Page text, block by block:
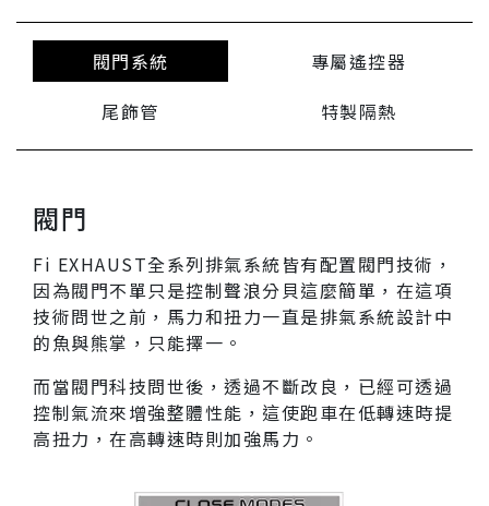
Fi排氣皆有包含閥門技術設計，可控制排氣的流量速
度、聲浪音量並提高整體性能。如果是升級使用我們
的直通全段系統（包括 中尾段和高流量直通當派），
浪以達到舒適的駕駛體驗。然而，當閥門完全打開
時，可獲得最大流量和性能，還會產生帶有標誌性 Fi
EXHAUST 頻率的強烈跑車聲浪。獨特的聲學和性能
是為每個車型而獨立設計而產生的。
車主可以透過在 2 種閥門模式之間切換，並使用遙控
可以經由Fi 控制盒晶片系統來自定自動開關閥門的功
能，可根據駕駛習慣來隨時做調整變換。請參閱下方
Available 相關配件介紹。
閥門系統
專屬遙控器
尾飾管
特製隔熱
閥門
Fi EXHAUST全系列排氣系統皆有配置閥門技術，
因為閥門不單只是控制聲浪分貝這麼簡單，在這項
技術問世之前，馬力和扭力一直是排氣系統設計中
的魚與熊掌，只能擇一。
而當閥門科技問世後，透過不斷改良，已經可透過
控制氣流來增強整體性能，這使跑車在低轉速時提
高扭力，在高轉速時則加強馬力。